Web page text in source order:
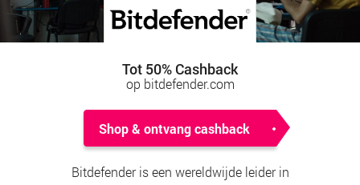
Tot 50% Cashback
op bitdefender.com
Shop & ontvang cashback
Bitdefender is een wereldwijde leider in